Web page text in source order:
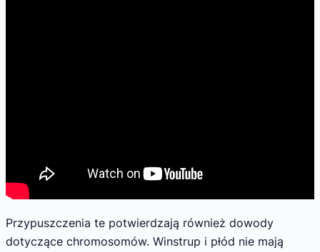
Przypuszczenia te potwierdzają również dowody
dotyczące chromosomów. Winstrup i płód nie mają